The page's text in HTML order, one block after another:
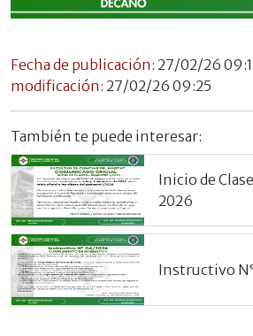
Fecha de publicación: 27/02/26
modificación: 27/02/26 09:25
También te puede interesar:
Inicio de
2026
Instructivo